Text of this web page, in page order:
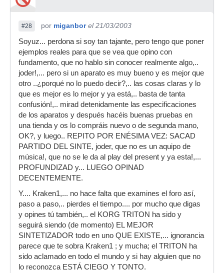
#28 por miganbor el 21/03/2003
Soyuz... perdona si soy tan tajante, pero tengo que poner
ejemplos reales para que se vea que opino con
fundamento, que no hablo sin conocer realmente algo,..
joder!,... pero si un aparato es muy bueno y es mejor que
otro ..¿porqué no lo puedo decir?,.. las cosas claras y lo
que es mejor es lo mejor y ya está,.. basta de tanta
confusión!,.. mirad detenidamente las especificaciones
de los aparatos y después hacéis buenas pruebas en
una tienda y os lo compráis nuevo o de segunda mano,
OK?, y luego.. REPITO POR ENÉSIMA VEZ: SACAD
PARTIDO DEL SINTE, joder, que no es un aquipo de
música!, que no se le da al play del present y ya esta!,...
PROFUNDIZAD y... LUEGO OPINAD
DECENTEMENTE.
Y.... Kraken1,... no hace falta que examines el foro así,
paso a paso,.. pierdes el tiempo.... por mucho que digas
y opines tú también,.. el KORG TRITON ha sido y
seguirá siendo (de momento) EL MEJOR
SINTETIZADOR todo en uno QUE EXISTE,... ignorancia
parece que te sobra Kraken1 ; y mucha; el TRITON ha
sido aclamado en todo el mundo y si hay alguien que no
lo reconozca ESTÁ CIEGO Y TONTO.